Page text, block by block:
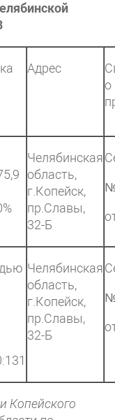
Адрес
о
Челябинская
область,
г.Копейск,
пр.Славы,
32-Б
Челябинская
область,
г.Копейск,
пр.Славы,
32-Б
Копейского